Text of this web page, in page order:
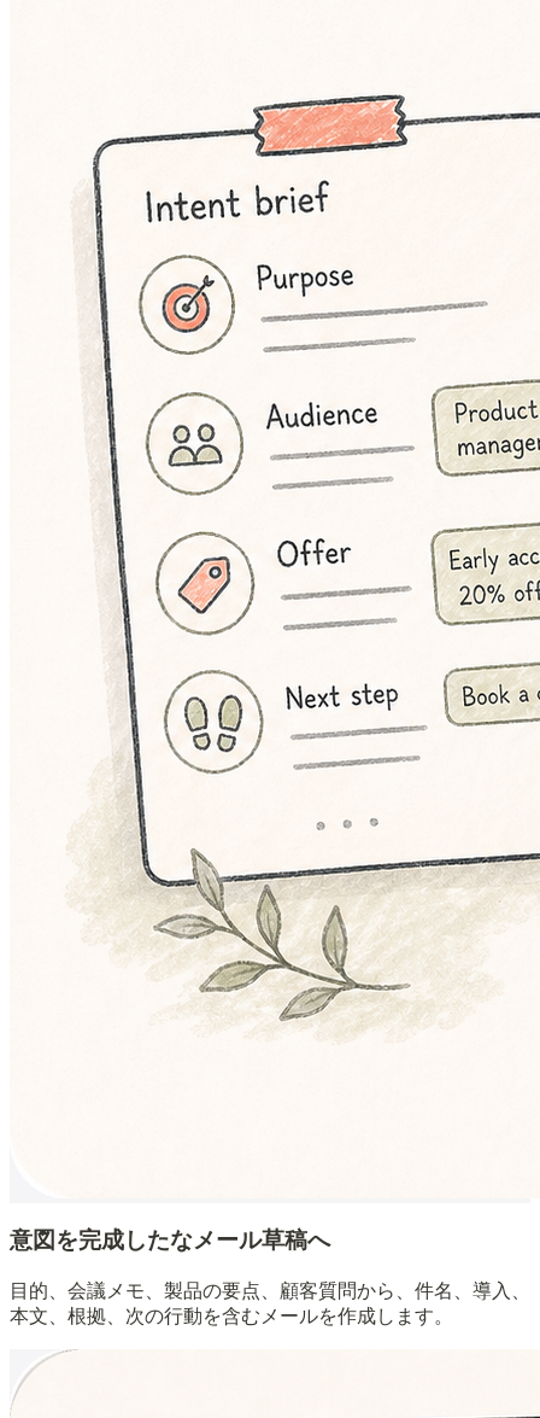
意図を完成したなメール草稿へ
目的、会議メモ、製品の要点、顧客質問から、件名、導入、
本文、根拠、次の行動を含むメールを作成します。